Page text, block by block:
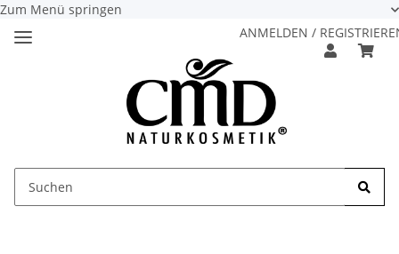
Zum Menü springen
ANMELDEN /